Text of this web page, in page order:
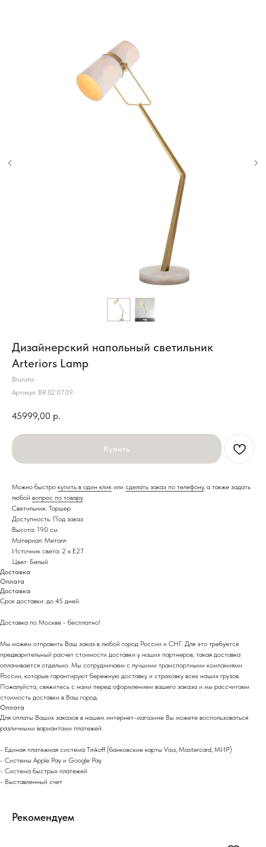
Дизайнерский напольный светильник
Arteriors Lamp
Brunsta
Артикул: BR.02.07.09
45999,00 р.
Купить
Можно быстро купить в один клик или сделать заказ по телефону, а также задать
любой вопрос по товару.
Светильник: Торшер
Доступность: Под заказ
Высота: 190 см
Материал: Металл
Источник света: 2 x E27
Цвет: Белый
Доставка
Оплата
Доставка
Срок доставки: до 45 дней.
Доставка по Москве - бесплатно!
Мы можем отправить Ваш заказ в любой город России и СНГ. Для это требуется
предварительный расчет стоимости доставки у наших партнеров, такая доставка
оплачивается отдельно. Мы сотрудничаем с лучшими транспортными компаниями
России, которые гарантируют бережную доставку и страховку всех наших грузов.
Пожалуйста, свяжитесь с нами перед оформлением вашего заказа и мы рассчитаем
стоимость доставки в Ваш город.
Оплата
Для оплаты Ваших заказов в нашем интернет-магазине Вы можете воспользоваться
различными вариантами платежей:
- Eдиная платежная система Tinkoff (банковские карты Visa, Mastercard, МИР)
- Системы Apple Pay и Google Pay
- Система быстрых платежей
- Выставленный счет
Рекомендуем